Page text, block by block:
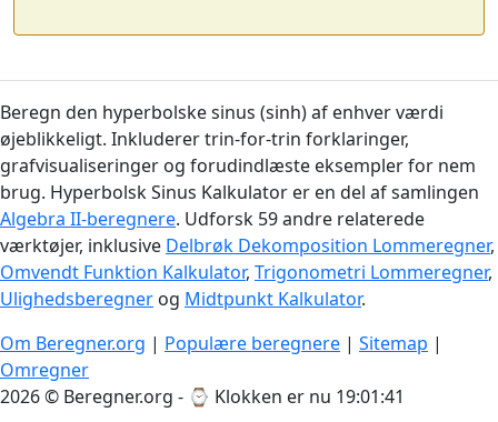
Beregn den hyperbolske sinus (sinh) af enhver værdi
øjeblikkeligt. Inkluderer trin-for-trin forklaringer,
grafvisualiseringer og forudindlæste eksempler for nem
brug. Hyperbolsk Sinus Kalkulator er en del af samlingen
Algebra II-beregnere. Udforsk 59 andre relaterede
værktøjer, inklusive Delbrøk Dekomposition Lommeregner,
Omvendt Funktion Kalkulator, Trigonometri Lommeregner,
Ulighedsberegner og Midtpunkt Kalkulator.
Om Beregner.org | Populære beregnere | Sitemap |
Omregner
2026 © Beregner.org - ⌚ Klokken er nu 19:01:42